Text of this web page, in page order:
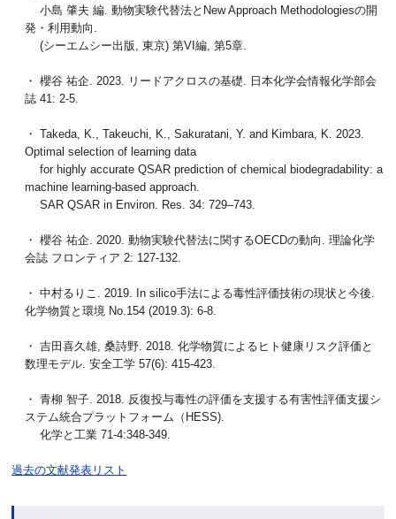
小島 肇夫 編. 動物実験代替法とNew Approach Methodologiesの開
発・利用動向.
(シーエムシー出版, 東京) 第VI編, 第5章.
・ 櫻谷 祐企. 2023. リードアクロスの基礎. 日本化学会情報化学部会
誌 41: 2-5.
・ Takeda, K., Takeuchi, K., Sakuratani, Y. and Kimbara, K. 2023.
Optimal selection of learning data
for highly accurate QSAR prediction of chemical biodegradability: a
machine learning-based approach.
SAR QSAR in Environ. Res. 34: 729–743.
・ 櫻谷 祐企. 2020. 動物実験代替法に関するOECDの動向. 理論化学
会誌 フロンティア 2: 127-132.
・ 中村るりこ. 2019. In silico手法による毒性評価技術の現状と今後.
化学物質と環境 No.154 (2019.3): 6-8.
・ 吉田喜久雄, 桑詩野. 2018. 化学物質によるヒト健康リスク評価と
数理モデル. 安全工学 57(6): 415-423.
・ 青柳 智子. 2018. 反復投与毒性の評価を支援する有害性評価支援シ
ステム統合プラットフォーム（HESS).
化学と工業 71-4:348-349.
過去の文献発表リスト